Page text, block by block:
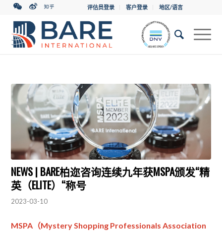
评估员登录 客户登录 地区/语言
NEWS | BARE柏迩咨询连续九年获MSPA颁发“精
英（ELITE）“称号
2023-03-10
MSPA（Mystery Shopping Professionals Association